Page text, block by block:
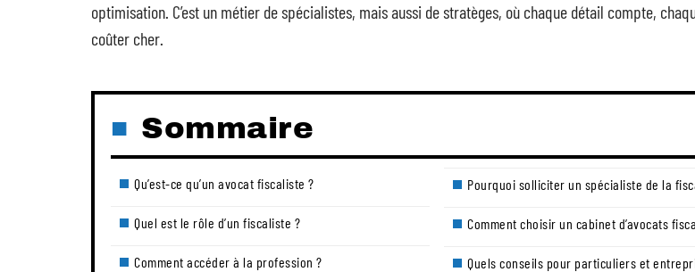
optimisation. C’est un métier de spécialistes, mais aussi de stratèges, où chaque détail compte,
coûter cher.
Sommaire
Qu’est-ce qu’un avocat fiscaliste ?
Quel est le rôle d’un fiscaliste ?
Comment accéder à la profession ?
Pourquoi solliciter un spécialiste de la
Comment choisir un cabinet d’avocats
Quels conseils pour particuliers et